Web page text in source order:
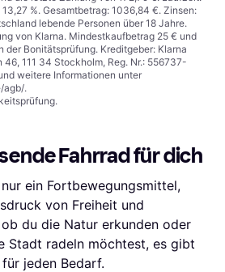
%. Gesamtbetrag: 1036,84 €. Zinsen:
lebende Personen über 18 Jahre.
von Klarna. Mindestkaufbetrag 25 € und
der Bonitätsprüfung. Kreditgeber: Klarna
46, 111 34 Stockholm, Reg. Nr.: 556737-
weitere Informationen unter
agb/.
Fahrrad für dich
ein Fortbewegungsmittel,
von Freiheit und
du die Natur erkunden oder
Stadt radeln möchtest, es gibt
jeden Bedarf.